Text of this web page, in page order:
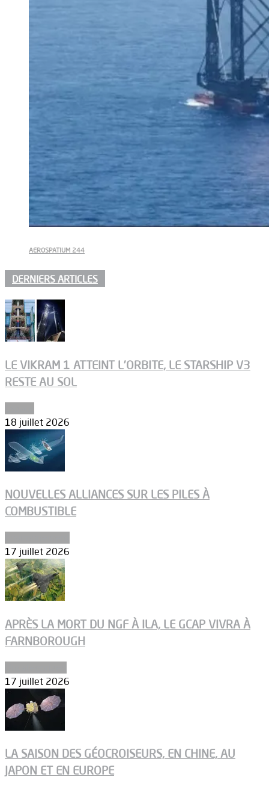
AEROSPATIUM 244
DERNIERS ARTICLES
LE VIKRAM 1 ATTEINT L’ORBITE, LE STARSHIP V3
RESTE AU SOL
18 juillet 2026
NOUVELLES ALLIANCES SUR LES PILES À
COMBUSTIBLE
17 juillet 2026
APRÈS LA MORT DU NGF À ILA, LE GCAP VIVRA À
FARNBOROUGH
17 juillet 2026
LA SAISON DES GÉOCROISEURS, EN CHINE, AU
JAPON ET EN EUROPE